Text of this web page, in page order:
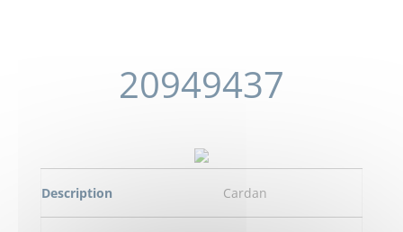
20949437
Description Cardan